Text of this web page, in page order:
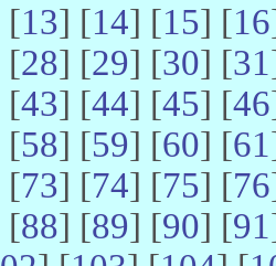
[13] [14] [15] [16
[28] [29] [30] [31
[43] [44] [45] [46
[58] [59] [60] [61
[73] [74] [75] [76
[88] [89] [90] [91